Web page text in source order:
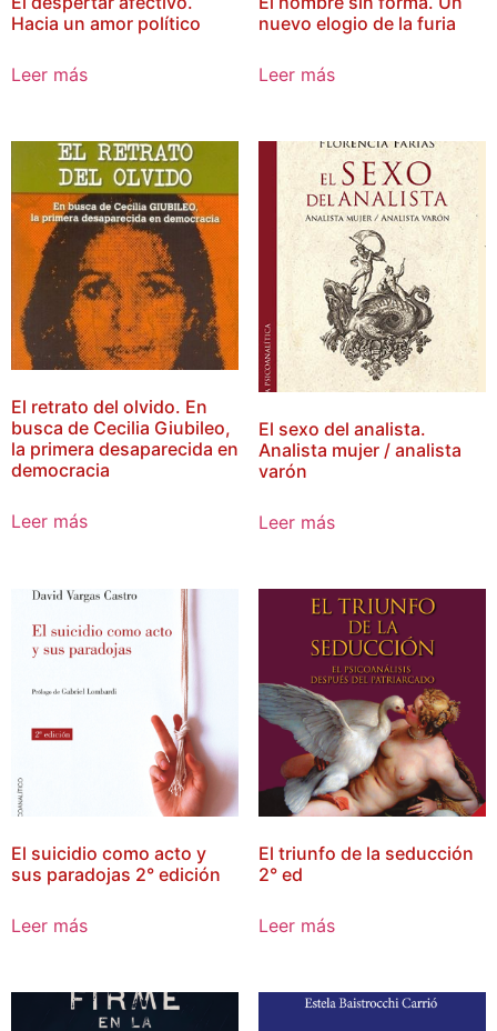
Hacia un amor político
Leer más
nuevo elogio de la furia
Leer más
El retrato del olvido. En
busca de Cecilia Giubileo,
la primera desaparecida en
democracia
Leer más
El sexo del analista.
Analista mujer / analista
varón
Leer más
El suicidio como acto y
sus paradojas 2° edición
Leer más
El triunfo de la seducción
2° ed
Leer más